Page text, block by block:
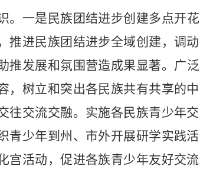
。一是民族团结进步创建多点开
推进民族团结进步全域创建，调
推发展和氛围营造成果显著。广
，树立和突出各民族共有共享的
往交流交融。实施各民族青少年
青少年到州、市外开展研学实践
宫活动，促进各族青少年友好交